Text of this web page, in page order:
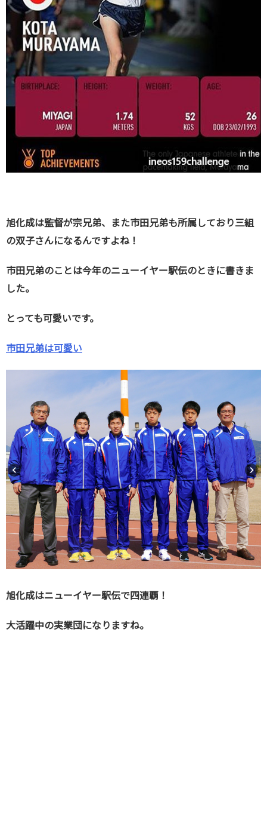
旭化成は監督が宗兄弟、また市田兄弟も所属しており三組
の双子さんになるんですよね！
市田兄弟のことは今年のニューイヤー駅伝のときに書きま
した。
とっても可愛いです。
市田兄弟は可愛い
旭化成はニューイヤー駅伝で四連覇！
大活躍中の実業団になりますね。